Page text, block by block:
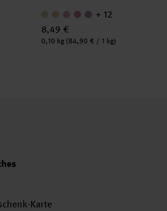
+ 12
8,49 €
Inhalt:
0,10 kg (84,90 € / 1 kg)
Karte